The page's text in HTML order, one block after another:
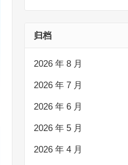
归档
2026 年 8 月
2026 年 7 月
2026 年 6 月
2026 年 5 月
2026 年 4 月